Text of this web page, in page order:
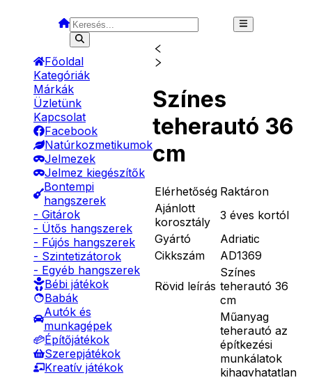
Főoldal
Kategóriák
Márkák
Üzletünk
Kapcsolat
Facebook
Natúrkozmetikumok
Jelmezek
Jelmez kiegészítők
Bontempi
hangszerek
- Gitárok
- Ütős hangszerek
- Fújós hangszerek
- Szintetizátorok
- Egyéb hangszerek
Bébi játékok
Babák
Autók és
munkagépek
Építőjátékok
Szerepjátékok
Kreatív játékok
Színes
teherautó 36
cm
Elérhetőség Raktáron
Ajánlott
korosztály
3 éves kortól
Gyártó
Adriatic
Cikkszám
AD1369
Rövid leírás
Színes
teherautó 36
cm
Műanyag
teherautó az
építkezési
munkálatok
kihagyhatatlan